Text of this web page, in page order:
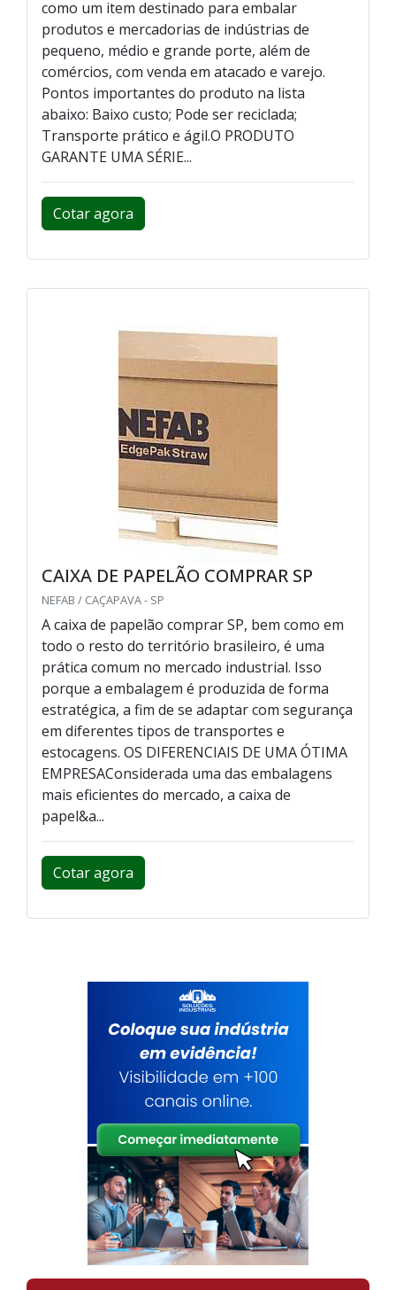
como um item destinado para embalar
produtos e mercadorias de indústrias de
pequeno, médio e grande porte, além de
comércios, com venda em atacado e varejo.
Pontos importantes do produto na lista
abaixo: Baixo custo; Pode ser reciclada;
Transporte prático e ágil.O PRODUTO
GARANTE UMA SÉRIE...
Cotar agora
CAIXA DE PAPELÃO COMPRAR SP
NEFAB / CAÇAPAVA - SP
A caixa de papelão comprar SP, bem como em
todo o resto do território brasileiro, é uma
prática comum no mercado industrial. Isso
porque a embalagem é produzida de forma
estratégica, a fim de se adaptar com segurança
em diferentes tipos de transportes e
estocagens. OS DIFERENCIAIS DE UMA ÓTIMA
EMPRESAConsiderada uma das embalagens
mais eficientes do mercado, a caixa de
papel&a...
Cotar agora